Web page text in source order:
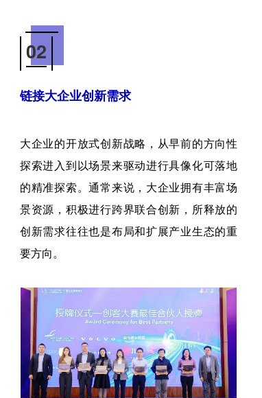
02
链接大企业创新需求
大企业的开放式创新战略，从早前的方向性
探索进入到以场景来驱动进行具像化可落地
的精准探索。通常来说，大企业拥有丰富场
景资源，积极进行跨界联合创新，所释放的
创新需求往往也是布局和扩展产业生态的重
要方向。